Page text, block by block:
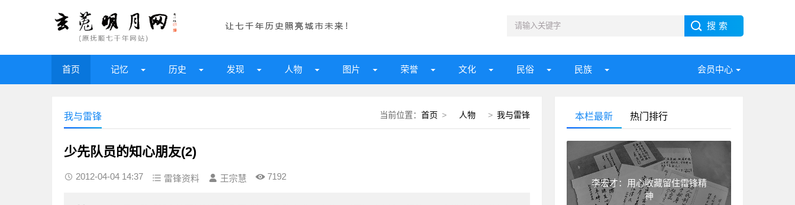
首页 记忆 历史 发现 人物 图片 荣誉 文化 民俗 民族 会员中心
当前位置： 首页 > 人物 > 我与雷锋
我与雷锋
少先队员的知心朋友(2)
2012-04-04 14:37 雷锋资料 王宗慧 7192
本栏最新 热门排行
李宏才：用心收藏留住雷锋精
神